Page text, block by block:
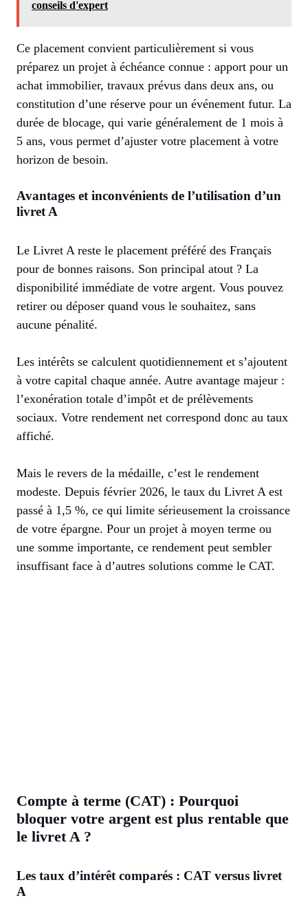
conseils d'expert
Ce placement convient particulièrement si vous
préparez un projet à échéance connue : apport pour un
achat immobilier, travaux prévus dans deux ans, ou
constitution d’une réserve pour un événement futur. La
durée de blocage, qui varie généralement de 1 mois à
5 ans, vous permet d’ajuster votre placement à votre
horizon de besoin.
Avantages et inconvénients de l’utilisation d’un
livret A
Le Livret A reste le placement préféré des Français
pour de bonnes raisons. Son principal atout ? La
disponibilité immédiate de votre argent. Vous pouvez
retirer ou déposer quand vous le souhaitez, sans
aucune pénalité.
Les intérêts se calculent quotidiennement et s’ajoutent
à votre capital chaque année. Autre avantage majeur :
l’exonération totale d’impôt et de prélèvements
sociaux. Votre rendement net correspond donc au taux
affiché.
Mais le revers de la médaille, c’est le rendement
modeste. Depuis février 2026, le taux du Livret A est
passé à 1,5 %, ce qui limite sérieusement la croissance
de votre épargne. Pour un projet à moyen terme ou
une somme importante, ce rendement peut sembler
insuffisant face à d’autres solutions comme le CAT.
Compte à terme (CAT) : Pourquoi
bloquer votre argent est plus rentable que
le livret A ?
Les taux d’intérêt comparés : CAT versus livret
A